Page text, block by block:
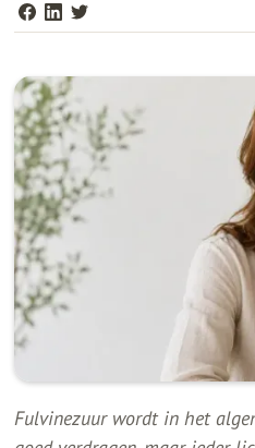
Fulvinezuur wordt in het